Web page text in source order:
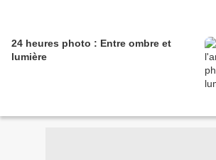
24 heures photo : Entre ombre et
lumière